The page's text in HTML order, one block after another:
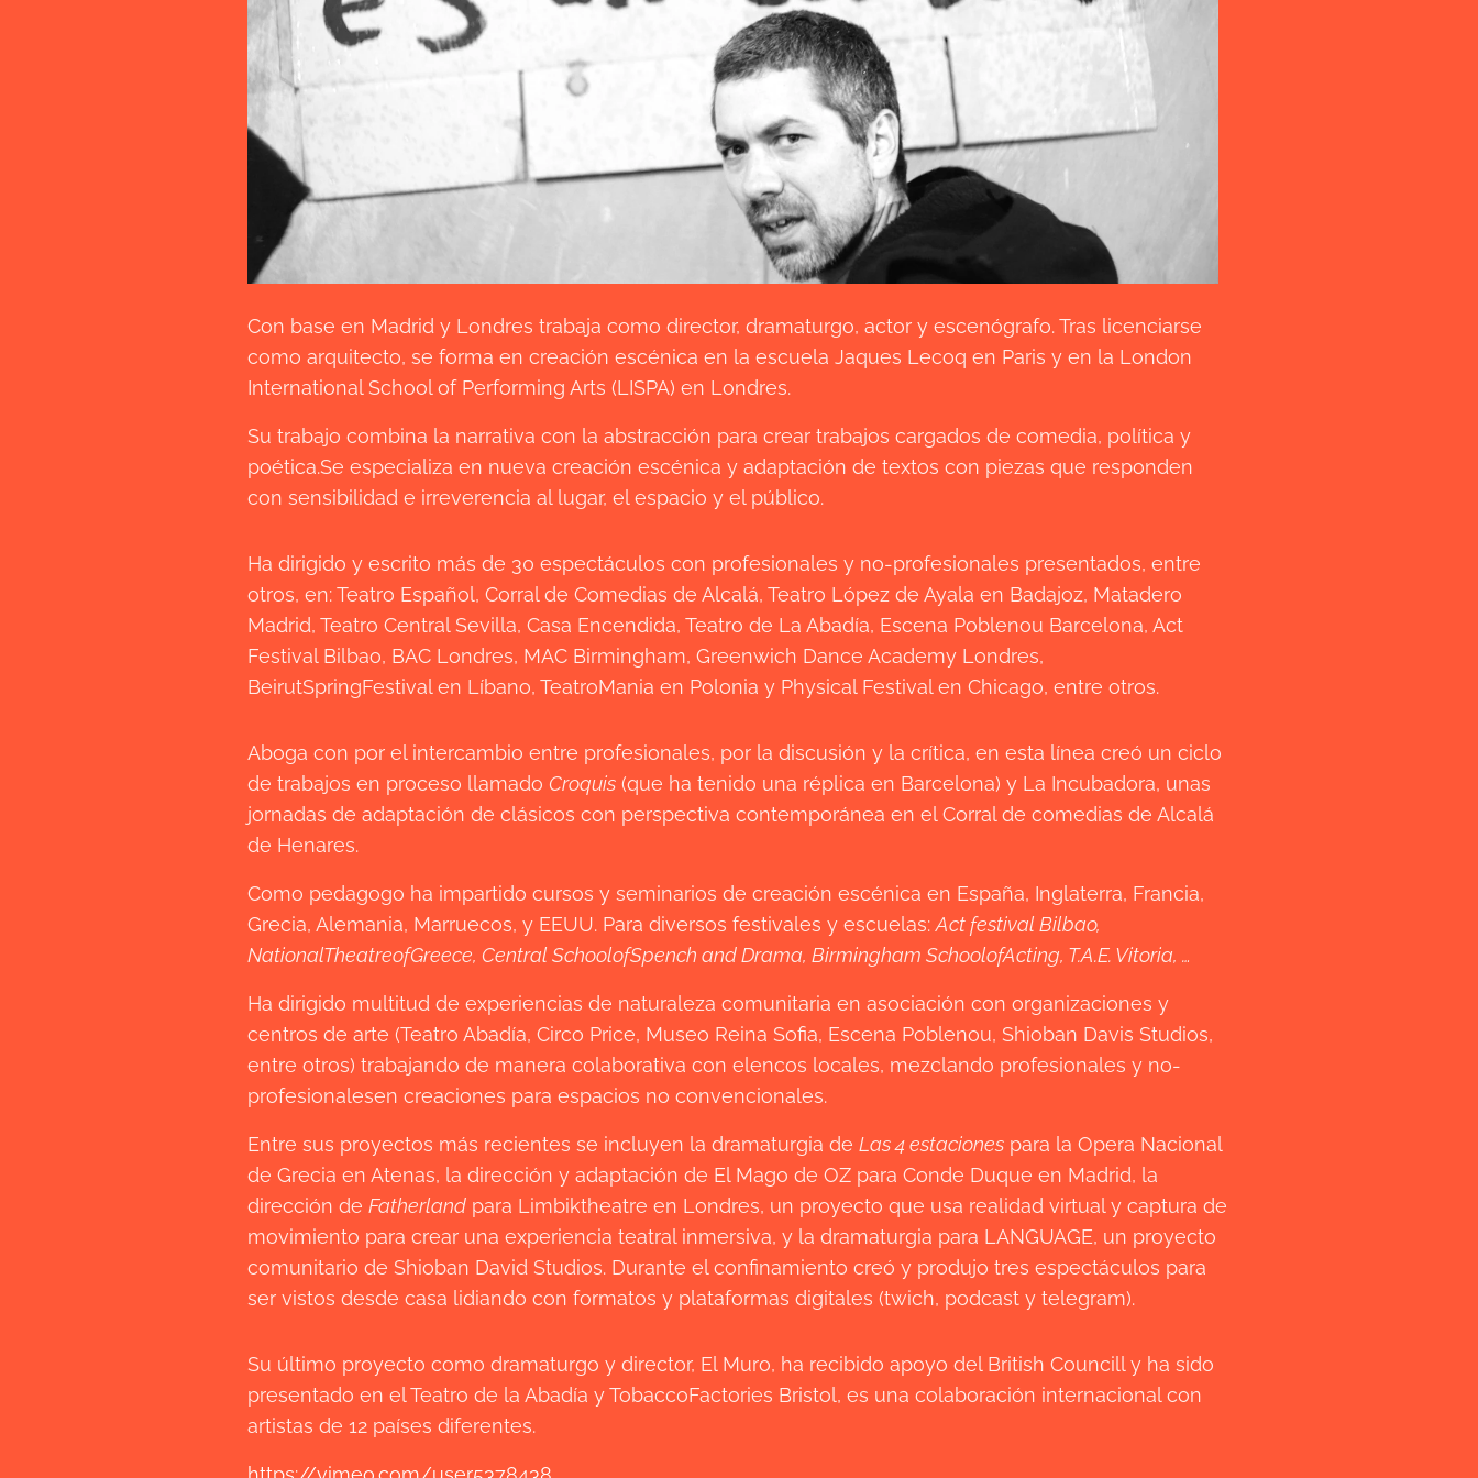
Con base en Madrid y Londres trabaja como director, dramaturgo, actor y escenógrafo. Tras licenciarse
como arquitecto, se forma en creación escénica en la escuela Jaques Lecoq en Paris y en la London
International School of Performing Arts (LISPA) en Londres.
Su trabajo combina la narrativa con la abstracción para crear trabajos cargados de comedia, política y
poética.Se especializa en nueva creación escénica y adaptación de textos con piezas que responden
con sensibilidad e irreverencia al lugar, el espacio y el público.
Ha dirigido y escrito más de 30 espectáculos con profesionales y no-profesionales presentados, entre
otros, en: Teatro Español, Corral de Comedias de Alcalá, Teatro López de Ayala en Badajoz, Matadero
Madrid, Teatro Central Sevilla, Casa Encendida, Teatro de La Abadía, Escena Poblenou Barcelona, Act
Festival Bilbao, BAC Londres, MAC Birmingham, Greenwich Dance Academy Londres,
BeirutSpringFestival en Líbano, TeatroMania en Polonia y Physical Festival en Chicago, entre otros.
Aboga con por el intercambio entre profesionales, por la discusión y la crítica, en esta línea creó un ciclo
de trabajos en proceso llamado Croquis(que ha tenido una réplica en Barcelona) y La Incubadora, unas
jornadas de adaptación de clásicos con perspectiva contemporánea en el Corral de comedias de Alcalá
de Henares.
Como pedagogo ha impartido cursos y seminarios de creación escénica en España, Inglaterra, Francia,
Grecia, Alemania, Marruecos, y EEUU. Para diversos festivales y escuelas:Act festival Bilbao,
NationalTheatreofGreece, Central SchoolofSpench and Drama, Birmingham SchoolofActing, T.A.E. Vitoria, …
Ha dirigido multitud de experiencias de naturaleza comunitaria en asociación con organizaciones y
centros de arte (Teatro Abadía, Circo Price, Museo Reina Sofia, Escena Poblenou, Shioban Davis Studios,
entre otros) trabajando de manera colaborativa con elencos locales, mezclando profesionales y no-
profesionalesen creaciones para espacios no convencionales.
Entre sus proyectos más recientes se incluyen la dramaturgia de Las 4 estacionespara la Opera Nacional
de Grecia en Atenas, la dirección y adaptación de El Mago de OZ para Conde Duque en Madrid, la
dirección de Fatherlandpara Limbiktheatre en Londres, un proyecto que usa realidad virtual y captura de
movimiento para crear una experiencia teatral inmersiva, y la dramaturgia para LANGUAGE, un proyecto
comunitario de Shioban David Studios. Durante el confinamiento creó y produjo tres espectáculos para
ser vistos desde casa lidiando con formatos y plataformas digitales (twich, podcast y telegram).
Su último proyecto como dramaturgo y director, El Muro, ha recibido apoyo del British Councill y ha sido
presentado en el Teatro de la Abadía y TobaccoFactories Bristol, es una colaboración internacional con
artistas de 12 países diferentes.